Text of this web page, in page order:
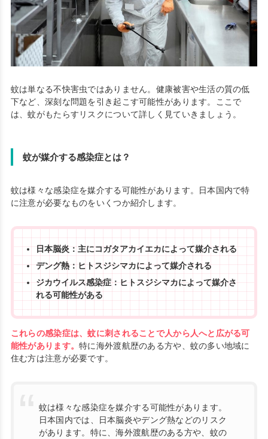
蚊は単なる不快害虫ではありません。健康被害や生活の質の低
下など、深刻な問題を引き起こす可能性があります。ここで
は、蚊がもたらすリスクについて詳しく見ていきましょう。
蚊が媒介する感染症とは？
蚊は様々な感染症を媒介する可能性があります。日本国内で特
に注意が必要なものをいくつか紹介します。
日本脳炎：主にコガタアカイエカによって媒介される
デング熱：ヒトスジシマカによって媒介される
ジカウイルス感染症：ヒトスジシマカによって媒介さ
れる可能性がある
これらの感染症は、蚊に刺されることで人から人へと広がる可
能性があります。特に海外渡航歴のある方や、蚊の多い地域に
住む方は注意が必要です。
蚊は様々な感染症を媒介する可能性があります。
日本国内では、日本脳炎やデング熱などのリスク
があります。特に、海外渡航歴のある方や、蚊の